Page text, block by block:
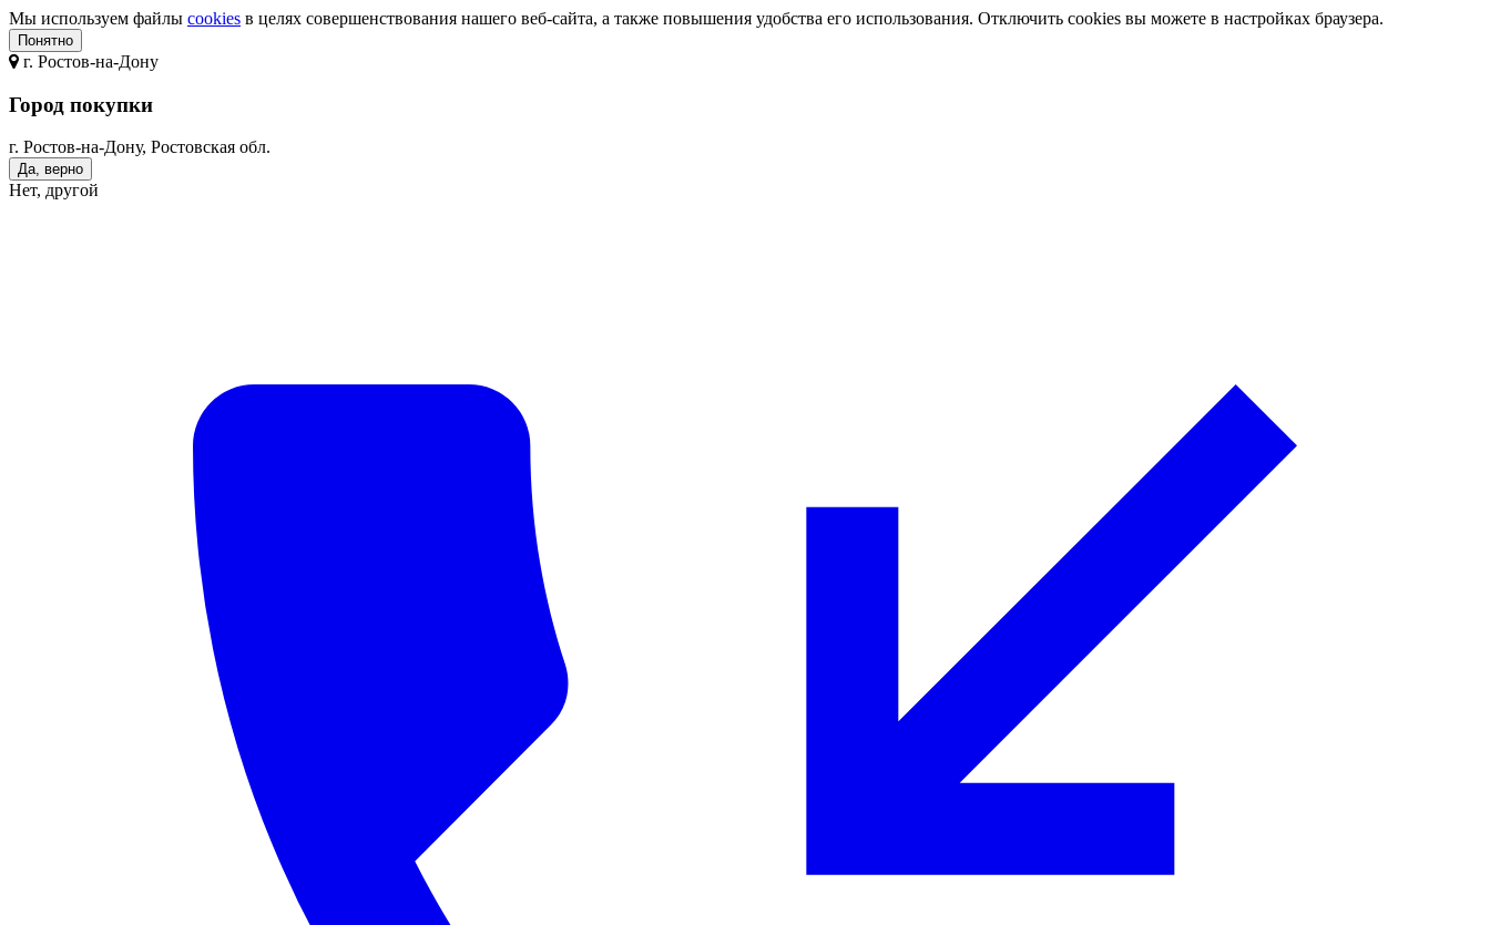
Мы используем файлы cookies в целях совершенствования нашего веб-сайта, а также повышения удобства его использования. Отключить cookies вы можете в настройках браузера.
Понятно
г. Ростов-на-Дону
Город покупки
г. Ростов-на-Дону, Ростовская обл.
Да, верно
Нет, другой